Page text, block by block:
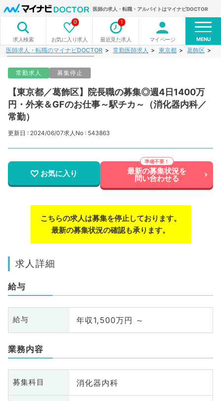
医師の求人・転職・アルバイトはマイナビDOCTOR
求人検索 お気に入り求人
0
最近見た求人
1
マイページ MENU
医師求人・転職のマイナビDOCTOR 常勤医師求人 東京都 葛飾区
常勤求人 募集停止
【東京都／葛飾区】院長職の募集◎週4日1400万
円・外来＆GFのお仕事～駅チカ～（消化器内科／
常勤）
更新日 : 2024/06/07求人No : 543863
お気に入り 最新の募集状況を
問い合わせる
こちらの求人は募集を停止しております。
最新の募集状況の確認も承ります。
求人詳細
給与
給与 年収1,500万円 ～
業務内容
募集科目 消化器内科